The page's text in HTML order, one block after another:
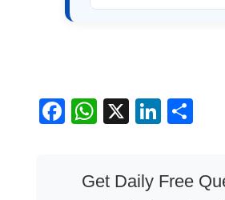
Facebook
WhatsApp
X
Get Daily Free